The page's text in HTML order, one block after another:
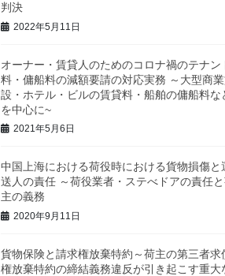
判決
2022年5月11日
オーナー・賃貸人のためのコロナ禍のテナン
料・傭船料の減額要請の対応実務 ～大型商
設・ホテル・ビルの賃貸料・船舶の傭船料な
を中心に~
2021年5月6日
中国上海における荷役時における貨物損傷と
送人の責任 ～荷役業者・ステべドアの責任
主の義務
2020年9月11日
貨物保険と請求権放棄特約～荷主の第三者求
権放棄特約の締結義務違反が引き起こす重大